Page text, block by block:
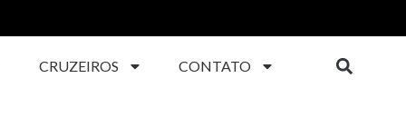
CRUZEIROS CONTATO